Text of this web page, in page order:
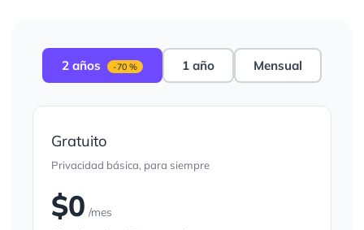
2 años -70 % 1 año Mensual
Gratuito
Privacidad básica, para siempre
$0 /mes